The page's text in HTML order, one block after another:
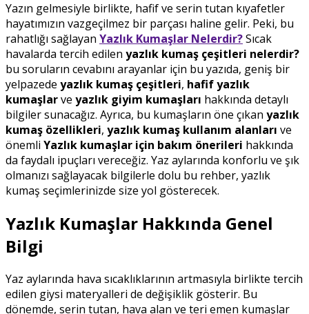
Yazın gelmesiyle birlikte, hafif ve serin tutan kıyafetler
hayatımızın vazgeçilmez bir parçası haline gelir. Peki, bu
rahatlığı sağlayan Yazlık Kumaşlar Nelerdir?Sıcak
havalarda tercih edilen yazlık kumaş çeşitleri nelerdir?
bu soruların cevabını arayanlar için bu yazıda, geniş bir
yelpazede yazlık kumaş çeşitleri, hafif yazlık
kumaşlarve yazlık giyim kumaşları hakkında detaylı
bilgiler sunacağız. Ayrıca, bu kumaşların öne çıkan yazlık
kumaş özellikleri, yazlık kumaş kullanım alanları ve
önemli Yazlık kumaşlar için bakım önerileri hakkında
da faydalı ipuçları vereceğiz. Yaz aylarında konforlu ve şık
olmanızı sağlayacak bilgilerle dolu bu rehber, yazlık
kumaş seçimlerinizde size yol gösterecek.
Yazlık Kumaşlar Hakkında Genel
Bilgi
Yaz aylarında hava sıcaklıklarının artmasıyla birlikte tercih
edilen giysi materyalleri de değişiklik gösterir. Bu
dönemde, serin tutan, hava alan ve teri emen kumaşlar